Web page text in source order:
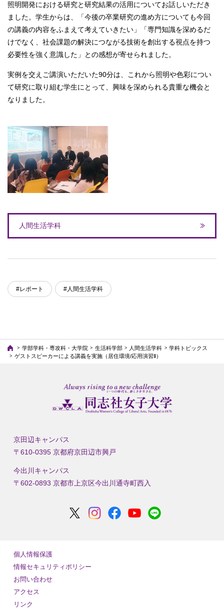
照明開発における研究と研究結果の活用についてお話しいただき
ました。学生からは、「今後の卒業研究の進め方についても今回
の講義の内容をふまえて考えていきたい」「専門知識を深めるだ
けでなく、社会課題の解決につながる技術を創出する視点を持つ
必要性を強く意識した」との感想が寄せられました。
実例を交えご講演いただいた90分は、これから照明や色彩につい
て研究に取り組む学生にとって、興味を深められる貴重な機会と
なりました。
人間生活学科
#レポート #人間生活学科
学部学科・専攻科・大学院 生活科学部 人間生活学科
学科トピックス
ゲストスピーカーによる講義を実施（居住環境/応用演習Ⅱ）
京田辺キャンパス
〒610-0395 京都府京田辺市興戸
今出川キャンパス
〒602-0893 京都市上京区今出川通寺町西入
個人情報保護
情報セキュリティポリシー
お問い合わせ
アクセス
リンク